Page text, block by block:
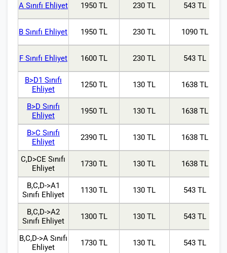
A Sınıfı Ehliyet 1950 TL 230 TL 543 TL
B Sınıfı Ehliyet 1950 TL 230 TL 1090 TL
F Sınıfı Ehliyet 1600 TL 230 TL 543 TL
B>D1 Sınıfı
Ehliyet
1250 TL 130 TL 1638 TL
B>D Sınıfı
Ehliyet
1950 TL 130 TL 1638 TL
B>C Sınıfı
Ehliyet
2390 TL 130 TL 1638 TL
C,D>CE Sınıfı
Ehliyet
1730 TL 130 TL 1638 TL
B,C,D->A1
Sınıfı Ehliyet
1130 TL 130 TL 543 TL
B,C,D->A2
Sınıfı Ehliyet
1300 TL 130 TL 543 TL
B,C,D->A Sınıfı
Ehliyet
1730 TL 130 TL 543 TL